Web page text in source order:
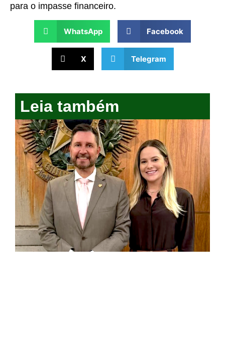
para o impasse financeiro.
WhatsApp Facebook
X Telegram
Leia também